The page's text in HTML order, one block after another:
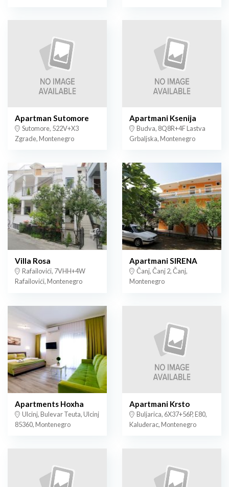
Apartman Sutomore
Sutomore, 522V+X3
Zgrade, Montenegro
Apartmani Ksenija
Budva, 8Q8R+4F Lastva
Grbaljska, Montenegro
Villa Rosa
Rafailovići, 7VHH+4W
Rafailovići, Montenegro
Apartmani SIRENA
Čanj, Čanj 2, Čanj,
Montenegro
Apartments Hoxha
Ulcinj, Bulevar Teuta, Ulcinj
85360, Montenegro
Apartmani Krsto
Buljarica, 6X37+56P, E80,
Kaluđerac, Montenegro